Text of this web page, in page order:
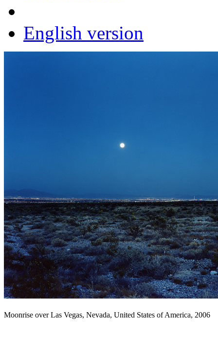
English version
Moonrise over Las Vegas, Nevada, United States of America, 2006